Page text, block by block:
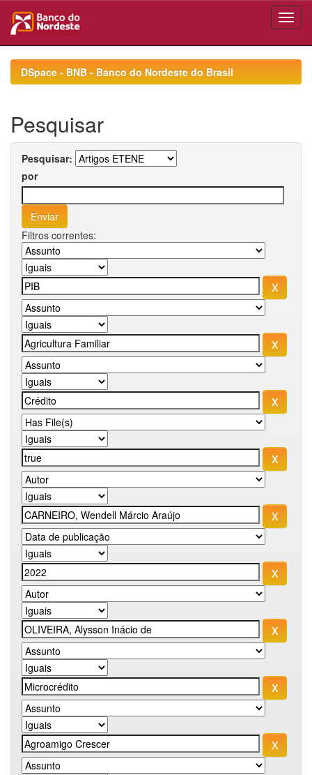
navigationDSpace - BNB - Banco do Nordeste do Brasil
Pesquisar
Pesquisar:
por
Filtros correntes: